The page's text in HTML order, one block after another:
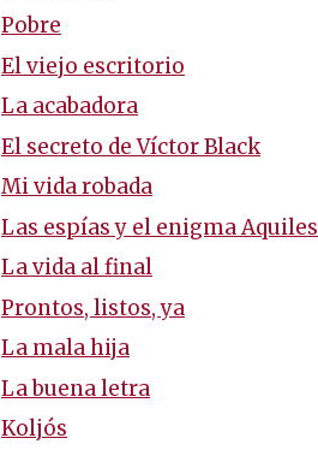
Pobre
El viejo escritorio
La acabadora
El secreto de Víctor Black
Mi vida robada
Las espías y el enigma Aquiles
La vida al final
Prontos, listos, ya
La mala hija
La buena letra
Koljós